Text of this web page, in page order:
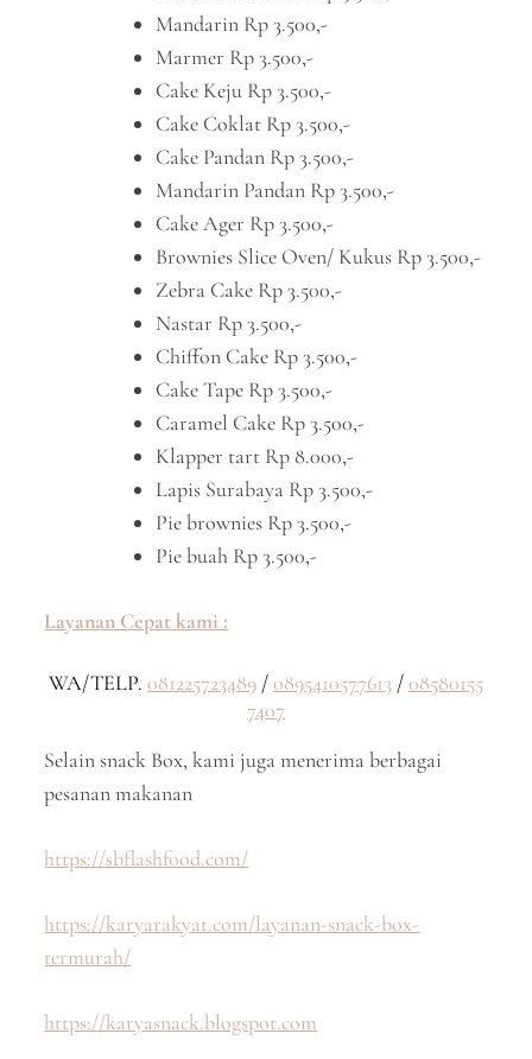
Mandarin Rp 3.500,-
Marmer Rp 3.500,-
Cake Keju Rp 3.500,-
Cake Coklat Rp 3.500,-
Cake Pandan Rp 3.500,-
Mandarin Pandan Rp 3.500,-
Cake Ager Rp 3.500,-
Brownies Slice Oven/ Kukus Rp 3.500,-
Zebra Cake Rp 3.500,-
Nastar Rp 3.500,-
Chiffon Cake Rp 3.500,-
Cake Tape Rp 3.500,-
Caramel Cake Rp 3.500,-
Klapper tart Rp 8.000,-
Lapis Surabaya Rp 3.500,-
Pie brownies Rp 3.500,-
Pie buah Rp 3.500,-
Layanan Cepat kami :
WA/TELP. 081225723489 /0895410577613 /08580155
7407
Selain snack Box, kami juga menerima berbagai
pesanan makanan
https://sbflashfood.com/
https://karyarakyat.com/layanan-snack-box-
termurah/
https://karyasnack.blogspot.com